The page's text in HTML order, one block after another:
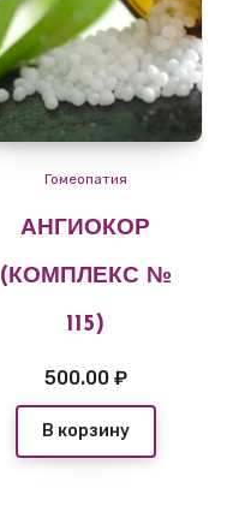
Гомеопатия
АНГИОКОР
(КОМПЛЕКС №
115)
500.00 ₽
В корзину